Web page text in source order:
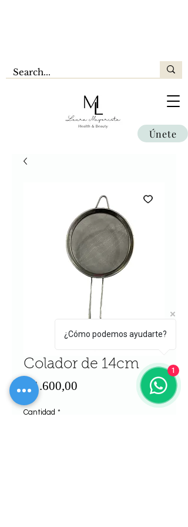
Únete
Colador de 14cm
$ 1.600,00
Cantidad *
¿Cómo podemos ayudarte?
1